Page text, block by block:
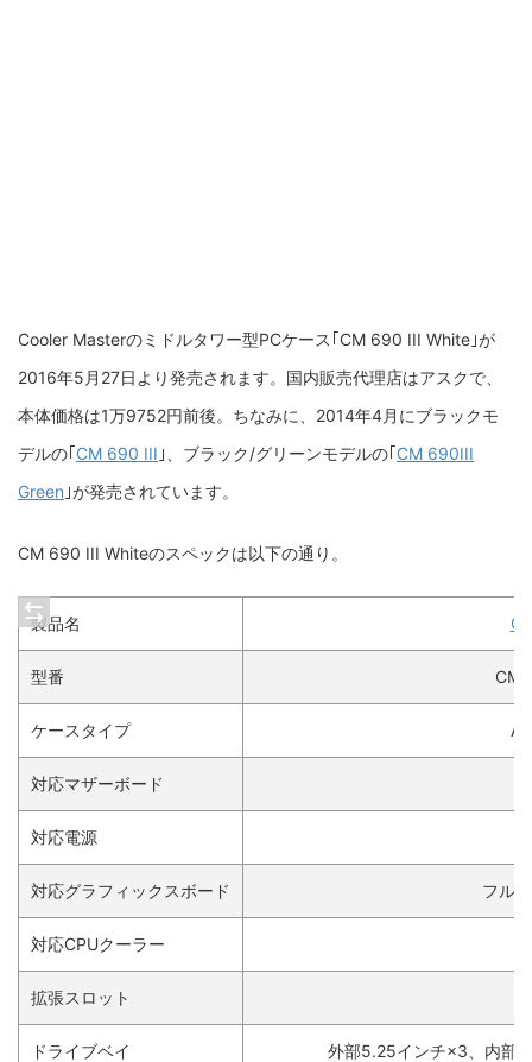
Cooler Masterのミドルタワー型PCケース｢CM 690 III White｣が
2016年5月27日より発売されます。国内販売代理店はアスクで、
本体価格は1万9752円前後。ちなみに、2014年4月にブラックモ
デルの｢CM 690 III ｣、ブラック/グリーンモデルの｢CM 690III
Green ｣が発売されています。
CM 690 III Whiteのスペックは以下の通り。
製品名
型番
ケースタイプ
対応マザーボード
対応電源
対応グラフィックスボード フル
対応CPUクーラー
拡張スロット
ドライブベイ 外部5.25インチ×3、内部